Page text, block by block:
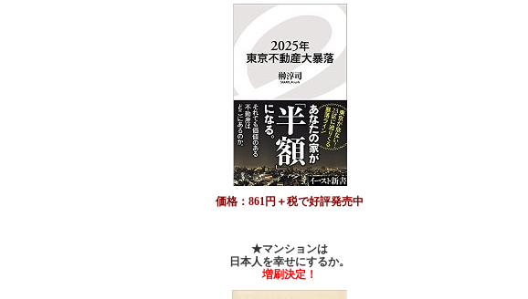
価格：861円＋税で好評発売中
★マンションは
日本人を幸せにするか。
増刷決定！